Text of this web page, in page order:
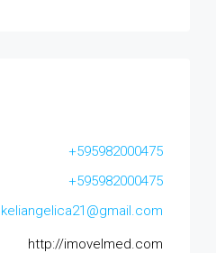
+595982000475
+595982000475
keliangelica21@gmail.com
http://imovelmed.com